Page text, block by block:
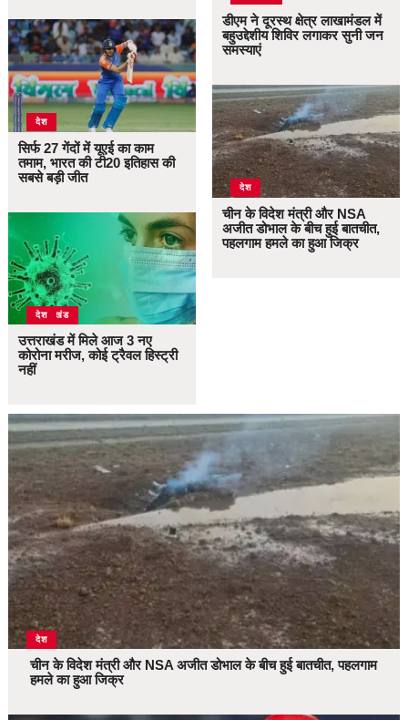
देश
सिर्फ 27 गेंदों में यूएई का काम
तमाम, भारत की टी20 इतिहास की
सबसे बड़ी जीत
उत्तराखंड
देश
उत्तराखंड में मिले आज 3 नए
कोरोना मरीज, कोई ट्रैवल हिस्ट्री
नहीं
डीएम ने दूरस्थ क्षेत्र लाखामंडल में
बहुउद्देशीय शिविर लगाकर सुनी जन
समस्याएं
देश
चीन के विदेश मंत्री और NSA
अजीत डोभाल के बीच हुई बातचीत,
पहलगाम हमले का हुआ जिक्र
देश
चीन के विदेश मंत्री और NSA अजीत डोभाल के बीच हुई बातचीत, पहलगाम
हमले का हुआ जिक्र